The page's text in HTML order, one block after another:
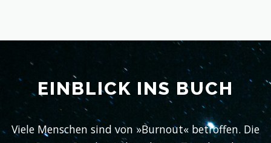
EINBLICK INS BUCH
Viele Menschen sind von »Burnout« betroffen. Die